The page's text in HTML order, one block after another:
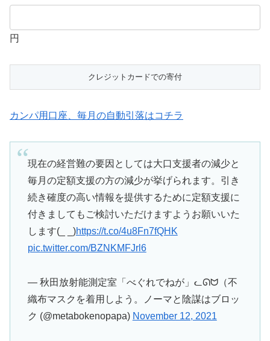
円
カンパ用口座、毎月の自動引落はコチラ
現在の経営難の要因としては大口支援者の減少と
毎月の定額支援の方の減少が挙げられます。引き
続き確度の高い情報を提供するために定額支援に
付きましてもご検討いただけますようお願いいた
します(_ _)https://t.co/4u8Fn7fQHK
pic.twitter.com/BZNKMFJrl6
— 秋田放射能測定室「べぐれでねが」ᓚᘏᗢ（不
織布マスクを着用しよう。ノーマと陰謀はブロッ
ク (@metabokenopapa) November 12, 2021